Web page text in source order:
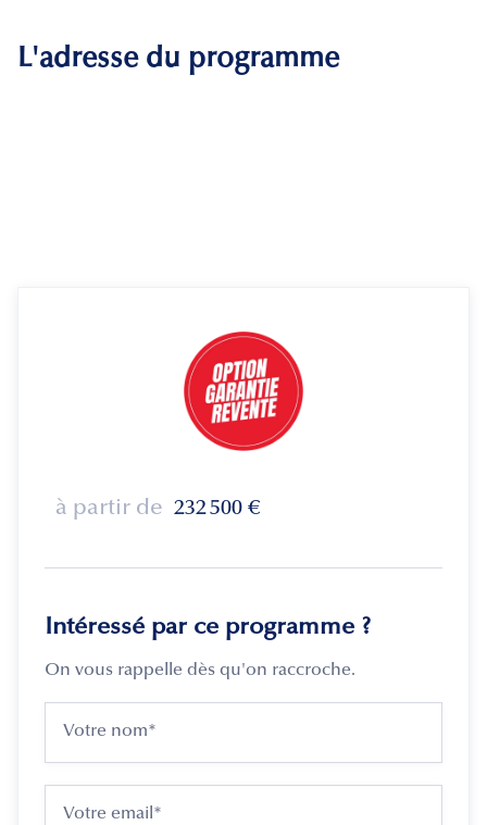
L'adresse du programme
à partir de 232 500 €
Intéressé par ce programme ?
On vous rappelle dès qu'on raccroche.